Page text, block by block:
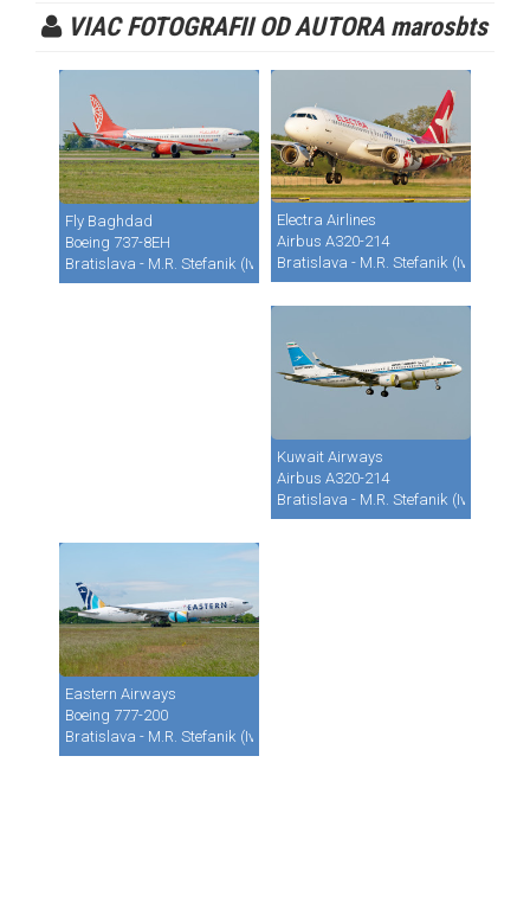
VIAC FOTOGRAFII OD AUTORA marosbts
Fly Baghdad
Boeing 737-8EH
Bratislava - M.R. Stefanik (Ivanka) (BTS / LZIB)
Electra Airlines
Airbus A320-214
Bratislava - M.R. Stefanik (Ivanka)
Kuwait Airways
Airbus A320-214
Bratislava - M.R. Stefanik (Ivanka)
Eastern Airways
Boeing 777-200
Bratislava - M.R. Stefanik (Ivanka) (BTS / LZIB)